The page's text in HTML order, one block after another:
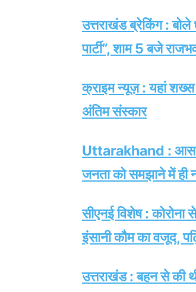
उत्तराखंड ब्रेकिंग : बोले
पार्टी”, शाम 5 बजे
क्राइम न्यूज़ : यहां शख्स
अंतिम संस्कार
Uttarakhand : आसान
जनता को समझाने में ही
सीएनई विशेष : कोरोना
इंसानी कौम का वजूद,
उत्तराखंड : बहन से की